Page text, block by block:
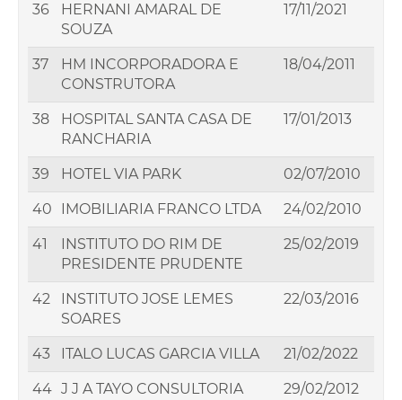
36
HERNANI AMARAL DE
SOUZA
17/11/2021
37
HM INCORPORADORA E
CONSTRUTORA
18/04/2011
38
HOSPITAL SANTA CASA DE
RANCHARIA
17/01/2013
39 HOTEL VIA PARK 02/07/2010
40 IMOBILIARIA FRANCO LTDA 24/02/2010
41
INSTITUTO DO RIM DE
PRESIDENTE PRUDENTE
25/02/2019
42
INSTITUTO JOSE LEMES
SOARES
22/03/2016
43 ITALO LUCAS GARCIA VILLA 21/02/2022
44 J J A TAYO CONSULTORIA
29/02/2012